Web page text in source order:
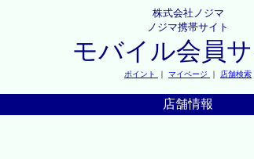
株式会社ノジマ
ノジマ携帯サイト
モバイル会員
ポイント ｜ マイページ ｜ 店舗検索
店舗情報